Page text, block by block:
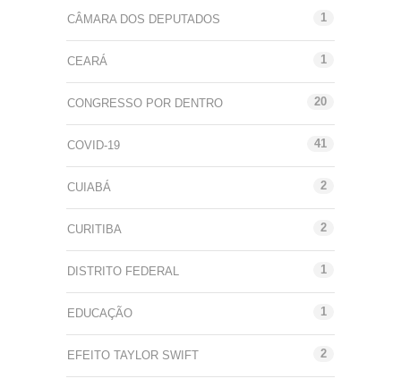
CÂMARA DOS DEPUTADOS 1
CEARÁ 1
CONGRESSO POR DENTRO 20
COVID-19 41
CUIABÁ 2
CURITIBA 2
DISTRITO FEDERAL 1
EDUCAÇÃO 1
EFEITO TAYLOR SWIFT 2